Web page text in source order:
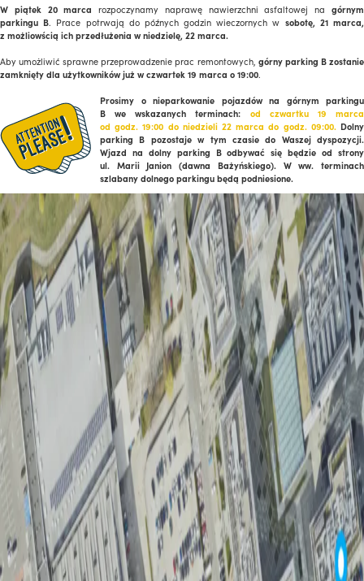
W piątek 20 marca rozpoczynamy naprawę nawierzchni asfaltowej nagórnym
parkingu B. Prace potrwają do późnych godzin wieczornych w sobotę, 21 marca,
z możliowścią ich przedłużenia w niedzielę, 22 marca.
Aby umożliwić sprawne przeprowadzenie prac remontowych, górny parking B zostanie
zamknięty dla użytkowników już w czwartek 19 marca o 19:00.
Prosimy o nieparkowanie pojazdów na górnym parkingu
B we wskazanych terminach: od
czwartku 19 marca
od godz. 19:00 do niedzieli 22 marca do godz. 09:00. Dolny
parking B pozostaje w tym czasie do Waszej dyspozycji.
Wjazd na dolny parking B odbywać się będzie od strony
ul. Marii Janion (dawna Bażyńskiego). W ww. terminach
szlabany dolnego parkingu będą podniesione.